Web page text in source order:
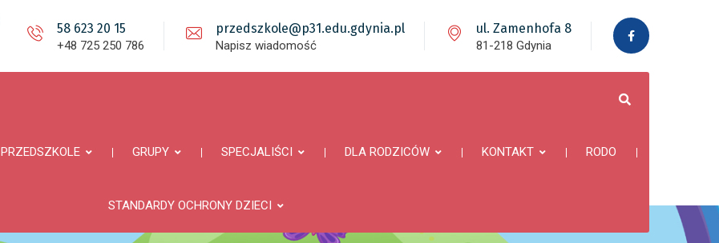
58 623 20 15
+48 725 250 786
przedszkole@p31.edu.gdynia.pl
Napisz wiadomość
ul. Zamenhofa 8
81-218 Gdynia
PRZEDSZKOLE GRUPY SPECJALIŚCI DLA RODZICÓW KONTAKT RODO
STANDARDY OCHRONY DZIECI